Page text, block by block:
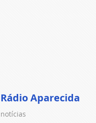
Rádio Aparecida
notícias